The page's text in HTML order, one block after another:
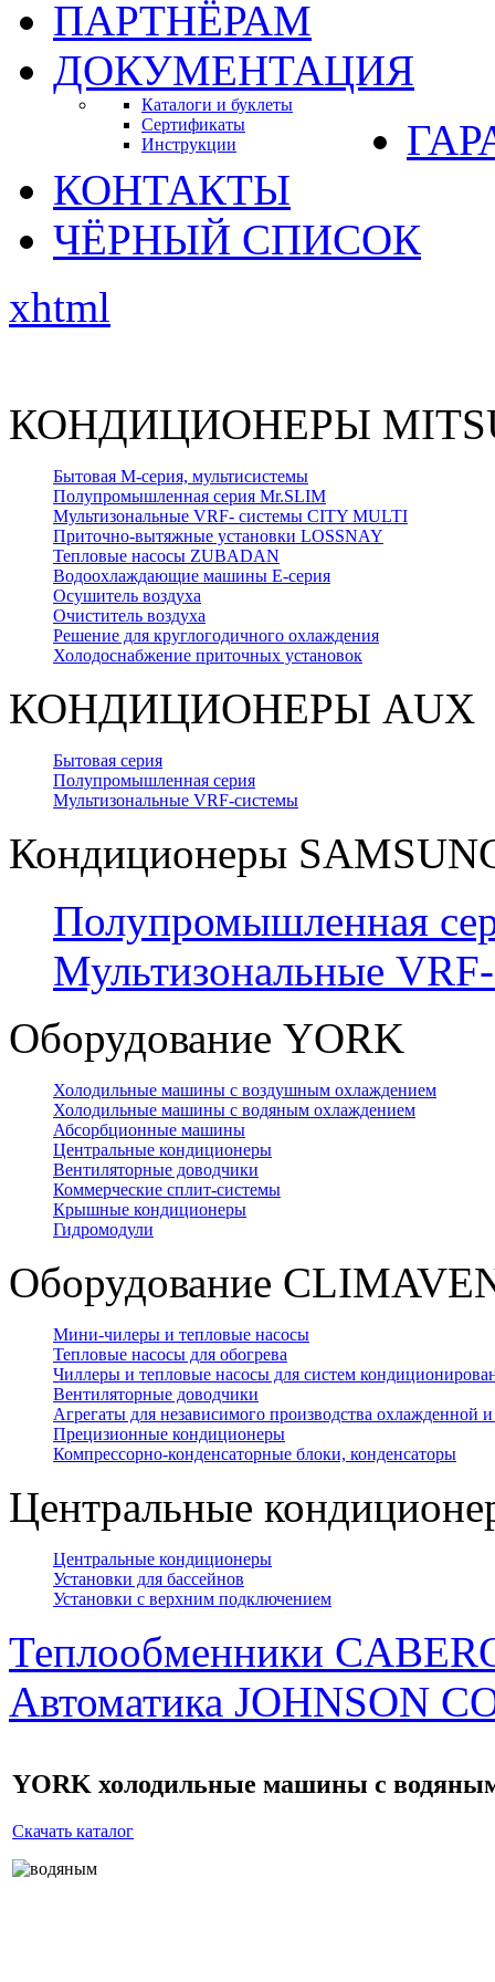
ПАРТНЁРАМ
ДОКУМЕНТАЦИЯ
Каталоги и буклеты
Сертификаты
Инструкции
КОНТАКТЫ
ЧЁРНЫЙ СПИСОК
xhtml
КОНДИЦИОНЕРЫ
Бытовая М-серия, мультисистемы
Полупромышленная серия Mr.SLIM
Мультизональные VRF- системы CITY MULTI
Приточно-вытяжные установки LOSSNAY
Тепловые насосы ZUBADAN
Водоохлаждающие машины Е-серия
Осушитель воздуха
Очиститель воздуха
Решение для круглогодичного охлаждения
Холодоснабжение приточных установок
КОНДИЦИОНЕРЫ AUX
Бытовая серия
Полупромышленная серия
Мультизональные VRF-системы
Кондиционеры
Полупромышленная
Мультизональные
Оборудование YORK
Холодильные машины с воздушным охлаждением
Холодильные машины с водяным охлаждением
Абсорбционные машины
Центральные кондиционеры
Вентиляторные доводчики
Коммерческие сплит-системы
Крышные кондиционеры
Гидромодули
Оборудование
Мини-чилеры и тепловые насосы
Тепловые насосы для обогрева
Чиллеры и тепловые насосы для систем
Вентиляторные доводчики
Агрегаты для независимого производства охлажденной
Прецизионные кондиционеры
Компрессорно-конденсаторные блоки, конденсаторы
Центральные
Центральные кондиционеры
Установки для бассейнов
Установки с верхним подключением
Теплообменники
Автоматика JOHNSON
YORK холодильные машины с
Скачать каталог